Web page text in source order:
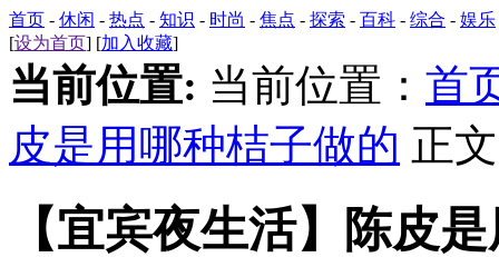
首页 - 休闲 - 热点 - 知识 - 时尚 - 焦点 - 探索 - 百科 - 综合 - 娱乐
[设为首页] [加入收藏]
当前位置: 当前位置： 首
皮是用哪种桔子做的 正文
【宜宾夜生活】陈皮